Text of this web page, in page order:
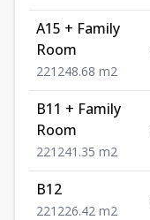
A15 + Family
Room
221 248.68 m2
B11 + Family
Room
221 241.35 m2
B12
221 226.42 m2